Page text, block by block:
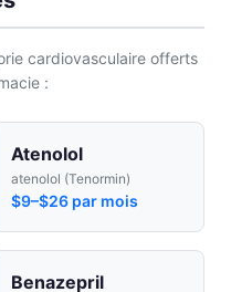
cardiovasculaire offerts
:
Atenolol
atenolol (Tenormin)
$9–$26 par mois
Benazepril